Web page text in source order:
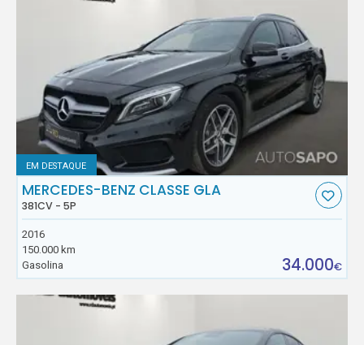
EM DESTAQUE
MERCEDES-BENZ CLASSE GLA
381CV - 5P
2016
150.000 km
Gasolina
34.000€